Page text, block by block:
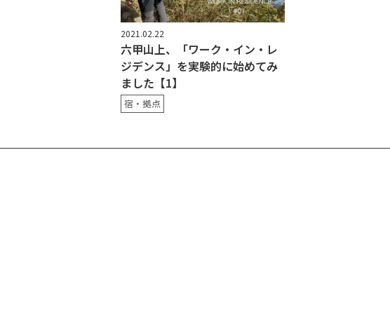
2021.02.22
六甲山上、「ワーク・イン・レ
ジデンス」を実験的に始めてみ
ました【1】
宿・拠点